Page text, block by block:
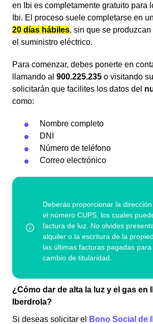
en Ibi es completamente gratuito para
Ibi. El proceso suele completarse en
20 días hábiles, sin que se
el suministro eléctrico.
Para comenzar, debes ponerte en
llamando al 900.225.235 o visitando
solicitarán que facilites los datos del
como:
Nombre completo
DNI
Número de teléfono
Correo electrónico
¿Cómo dar de alta la luz y el gas en
Iberdrola?
Si deseas solicitar el
Bono Social de